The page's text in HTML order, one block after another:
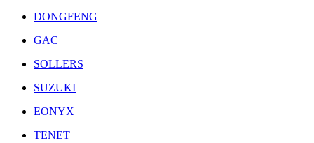
DONGFENG
GAC
SOLLERS
SUZUKI
EONYX
TENET